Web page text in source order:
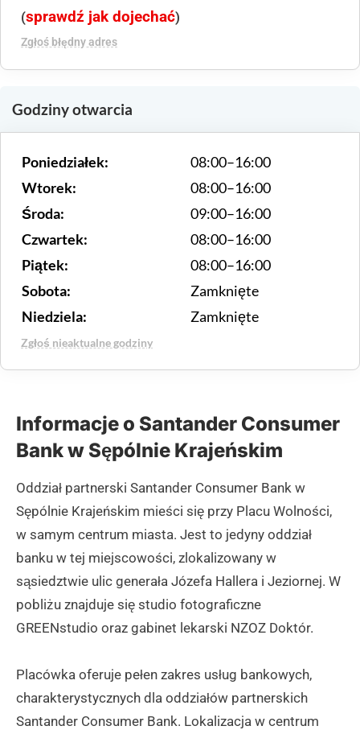
(sprawdź jak dojechać)
Zgłoś błędny adres
Godziny otwarcia
Poniedziałek:
08:00–16:00
Wtorek:
08:00–16:00
Środa:
09:00–16:00
Czwartek:
08:00–16:00
Piątek:
08:00–16:00
Sobota:
Zamknięte
Niedziela:
Zamknięte
Zgłoś nieaktualne godziny
Informacje o Santander Consumer
Bank w Sępólnie Krajeńskim
Oddział partnerski Santander Consumer Bank w
Sępólnie Krajeńskim mieści się przy Placu Wolności,
w samym centrum miasta. Jest to jedyny oddział
banku w tej miejscowości, zlokalizowany w
sąsiedztwie ulic generała Józefa Hallera i Jeziornej. W
pobliżu znajduje się studio fotograficzne
GREENstudio oraz gabinet lekarski NZOZ Doktór.
Placówka oferuje pełen zakres usług bankowych,
charakterystycznych dla oddziałów partnerskich
Santander Consumer Bank. Lokalizacja w centrum